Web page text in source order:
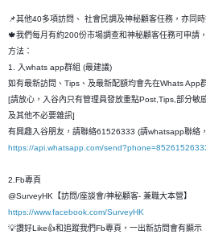
📌其他40多項訪問、 社會民調及神秘顧客任務，亦同時
🍁我們每月有約200份市場調查和神秘顧客任務可申請
方法：
1. 入whats app群組 (最建議)
如有最新訪問、Tips、及最新配額均會先在Whats App
[請放心，入谷內只有管理員發放重點Post,Tips,部分敏
及其他不必要雜訊]
有興趣入谷朋友，請聯絡61526333 (請whatsapp聯絡
https://api.whatsapp.com/
2.Fb專頁
@SurveyHK【訪問/座談會/神秘顧客- 兼職大本營】
https://www.facebook.com/SurveyHK
💡讚好Like👍和追蹤我們Fb專頁，一出新訪問會有顯示